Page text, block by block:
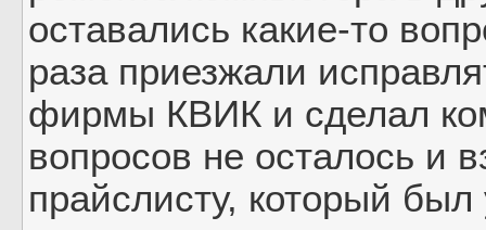
оставались какие-то
раза приезжали
фирмы КВИК и сделал
вопросов не осталось и
прайслисту, который